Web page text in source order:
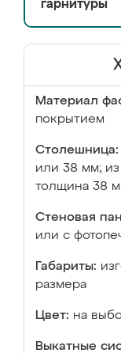
гарнитуры
Материал
покрытием
Столешница:
или 38 мм; из
толщина 38
Стеновая
или с
Габариты:
размера
Цвет: на
Выкатные